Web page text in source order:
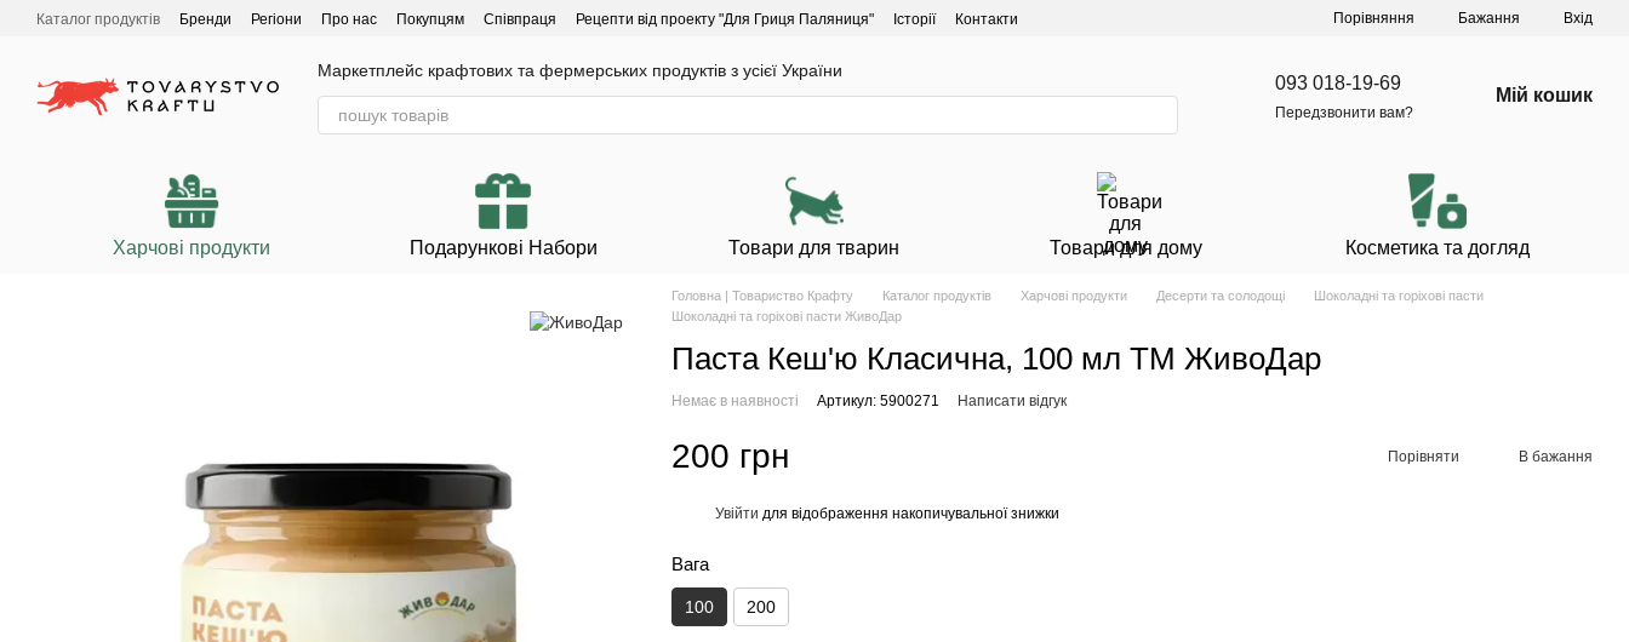
Перейти до основного контенту
Каталог продуктів Бренди Регіони Про нас Покупцям Співпраця Рецепти від проекту "Для Гриця Паляниця" Історії Контакти Порівняння Бажання Вхід
Маркетплейс крафтових та фермерських продуктів з усієї України
093 018-19-69
Передзвонити вам?
Мій кошик
Харчові продукти Подарункові Набори Товари для тварин Товари для дому Косметика та догляд
Головна | Товариство Крафту Каталог продуктів Харчові продукти Десерти та солодощі
Шоколадні та горіхові пасти
Шоколадні та горіхові пасти ЖивоДар
Паста Кеш'ю Класична, 100 мл ТМ ЖивоДар
Немає в наявності Артикул: 5900271 Написати відгук
200 грн Порівняти В бажання
Увійти для відображення накопичувальної знижки
Вага
100 200